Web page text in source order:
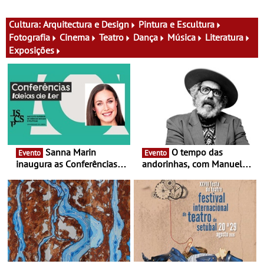
experiências
Cultura: Arquitectura e Design
Pintura e Escultura
Fotografia
Cinema Teatro Dança Música
Literatura
Exposições
Evento
inaugura as Conferências
Antiga primeira-ministra da
Finlândia é a convidada da
primeira edição do novo
ciclo de debates dedicado
aos grandes temas do
nosso tempo
Evento
andorinhas, com Manuel
Atum - Concerto
performance na MAAT
Gallery a 3 de Setembro,